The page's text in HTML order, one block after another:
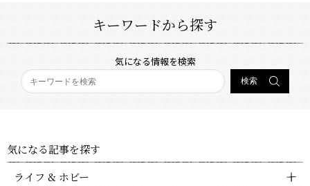
キーワードから探す
気になる情報を検索
気になる記事を探す
ライフ & ホビー